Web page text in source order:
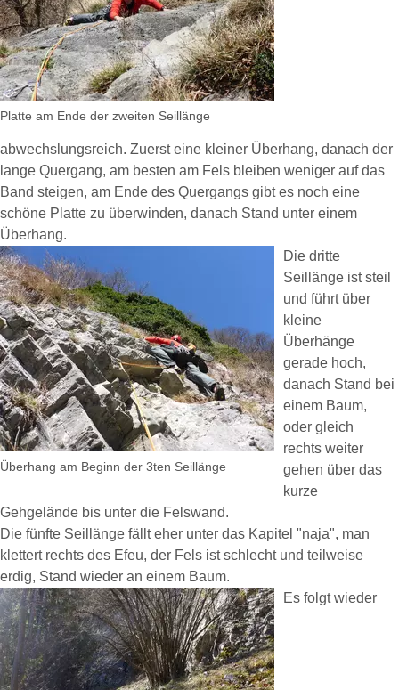
Platte am Ende der zweiten Seillänge
abwechslungsreich. Zuerst eine kleiner Überhang, danach der
lange Quergang, am besten am Fels bleiben weniger auf das
Band steigen, am Ende des Quergangs gibt es noch eine
schöne Platte zu überwinden, danach Stand unter einem
Überhang.
Überhang am Beginn der 3ten Seillänge
Die dritte
Seillänge ist steil
und führt über
kleine
Überhänge
gerade hoch,
danach Stand bei
einem Baum,
oder gleich
rechts weiter
gehen über das
kurze
Gehgelände bis unter die Felswand.
Die fünfte Seillänge fällt eher unter das Kapitel "naja", man
klettert rechts des Efeu, der Fels ist schlecht und teilweise
erdig, Stand wieder an einem Baum.
Es folgt wieder